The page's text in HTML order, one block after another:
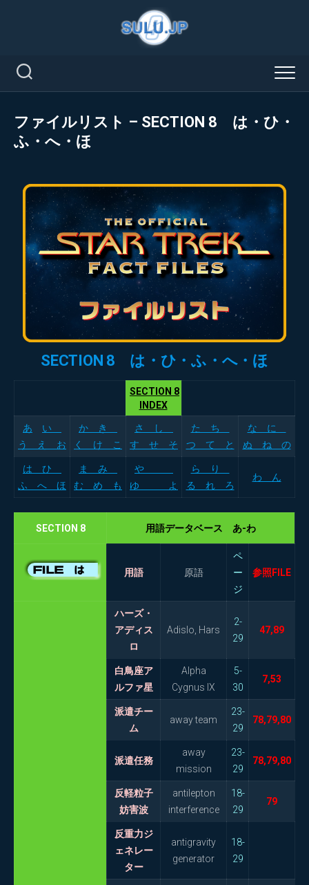
ファイルリスト – SECTION 8 は・ひ・
ふ・へ・ほ
SECTION 8 は・ひ・ふ・へ・ほ
SECTION 8
INDEX
あ
い
う え お
か き
く け こ
さ し
す せ そ
た ち
つ て と
な に
ぬ ね の
は ひ
ふ へ ほ
ま み
む め も
や
ゆ よ
ら り
る れ ろ
わ ん
SECTION 8 用語データベース あ-わ
用語 原語
ペ
ー
ジ
参照FILE
ハーズ・
アディス
ロ
Adislo, Hars
2-
29
47,89
白鳥座ア
ルファ星
Alpha
Cygnus IX
5-
30
7,53
派遣チー
ム
away team
23-
29
78,79,80
派遣任務
away
mission
23-
29
78,79,80
反軽粒子
妨害波
antilepton
interference
18-
29
79
反重力ジ
ェネレー
ター
antigravity
generator
18-
29